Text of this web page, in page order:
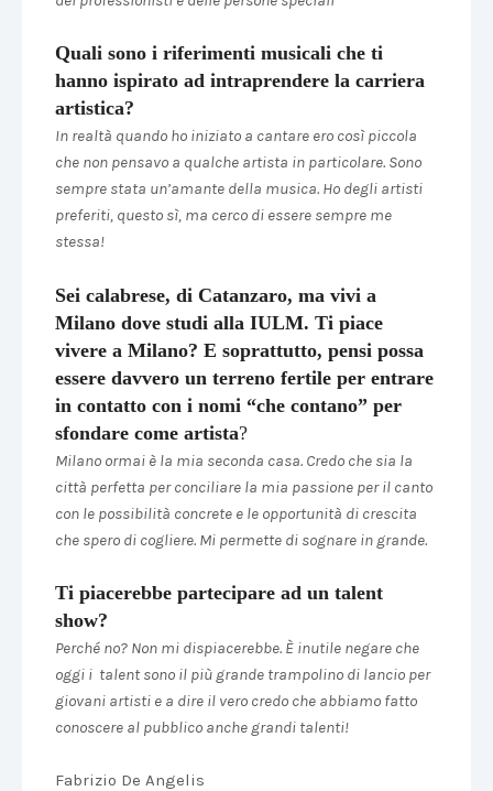
Quali sono i riferimenti musicali che ti
hanno ispirato ad intraprendere la carriera
artistica?
In realtà quando ho iniziato a cantare ero così piccola
che non pensavo a qualche artista in particolare. Sono
sempre stata un’amante della musica. Ho degli artisti
preferiti, questo sì, ma cerco di essere sempre me
stessa!
Sei calabrese, di Catanzaro, ma vivi a
Milano dove studi alla IULM. Ti piace
vivere a Milano? E soprattutto, pensi possa
essere davvero un terreno fertile per entrare
in contatto con i nomi “che contano” per
sfondare come artista?
Milano ormai è la mia seconda casa. Credo che sia la
città perfetta per conciliare la mia passione per il canto
con le possibilità concrete e le opportunità di crescita
che spero di cogliere. Mi permette di sognare in grande.
Ti piacerebbe partecipare ad un talent
show?
Perché no? Non mi dispiacerebbe. È inutile negare che
oggi i talent sono il più grande trampolino di lancio per
giovani artisti e a dire il vero credo che abbiamo fatto
conoscere al pubblico anche grandi talenti!
Fabrizio De Angelis